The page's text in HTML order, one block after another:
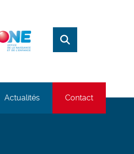
in a new window
, opens in a new window
Actualités Contact